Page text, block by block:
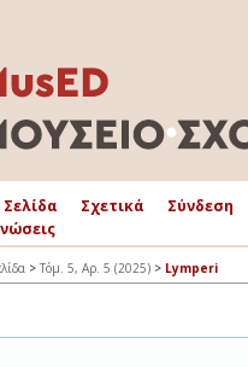
Σχετικά Σύνδεση
> Τόμ. 5, Αρ. 5 (2025) > Lymperi